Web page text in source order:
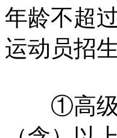
年龄不超
运动员招
①高级中